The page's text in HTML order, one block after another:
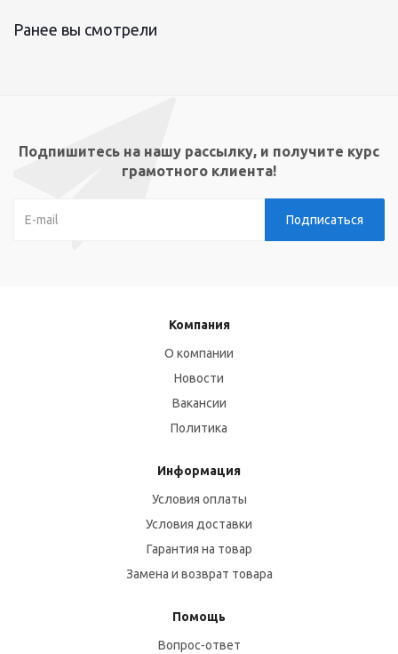
Ранее вы смотрели
Подпишитесь на нашу рассылку, и получите курс
грамотного клиента!
Компания
О компании
Новости
Вакансии
Политика
Информация
Условия оплаты
Условия доставки
Гарантия на товар
Замена и возврат товара
Помощь
Вопрос-ответ